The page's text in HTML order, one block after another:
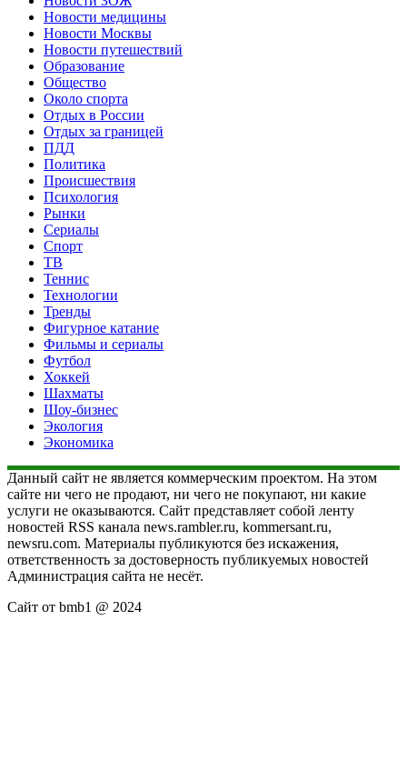
Новости медицины
Новости Москвы
Новости путешествий
Образование
Общество
Около спорта
Отдых в России
Отдых за границей
ПДД
Политика
Происшествия
Психология
Рынки
Сериалы
Спорт
ТВ
Теннис
Технологии
Тренды
Фигурное катание
Фильмы и сериалы
Футбол
Хоккей
Шахматы
Шоу-бизнес
Экология
Экономика
Данный сайт не является коммерческим проектом. На этом
сайте ни чего не продают, ни чего не покупают, ни какие
услуги не оказываются. Сайт представляет собой ленту
новостей RSS канала news.rambler.ru, kommersant.ru,
newsru.com. Материалы публикуются без искажения,
ответственность за достоверность публикуемых новостей
Администрация сайта не несёт.
Сайт от bmb1 @ 2024